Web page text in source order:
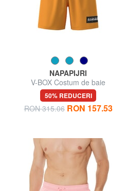
NAPAPIJRI
V-BOX Costum de baie
50% REDUCERI
RON 315.06 RON 157.53